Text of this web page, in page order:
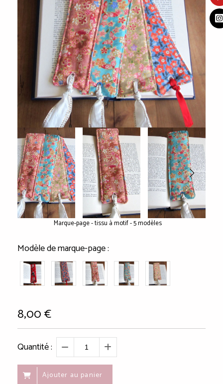
Marque-page - tissu à motif - 5 modèles
Modèle de marque-page :
8,00€
Quantité :
Ajouter au panier